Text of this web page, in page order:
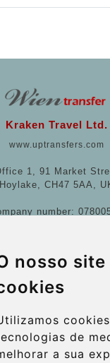
nosso site
de
a sua
Kraken Travel Ltd.
www.uptransfers.com
1, 91 Market
Hoylake, CH47 5AA,
number:
More
Blog
Contact